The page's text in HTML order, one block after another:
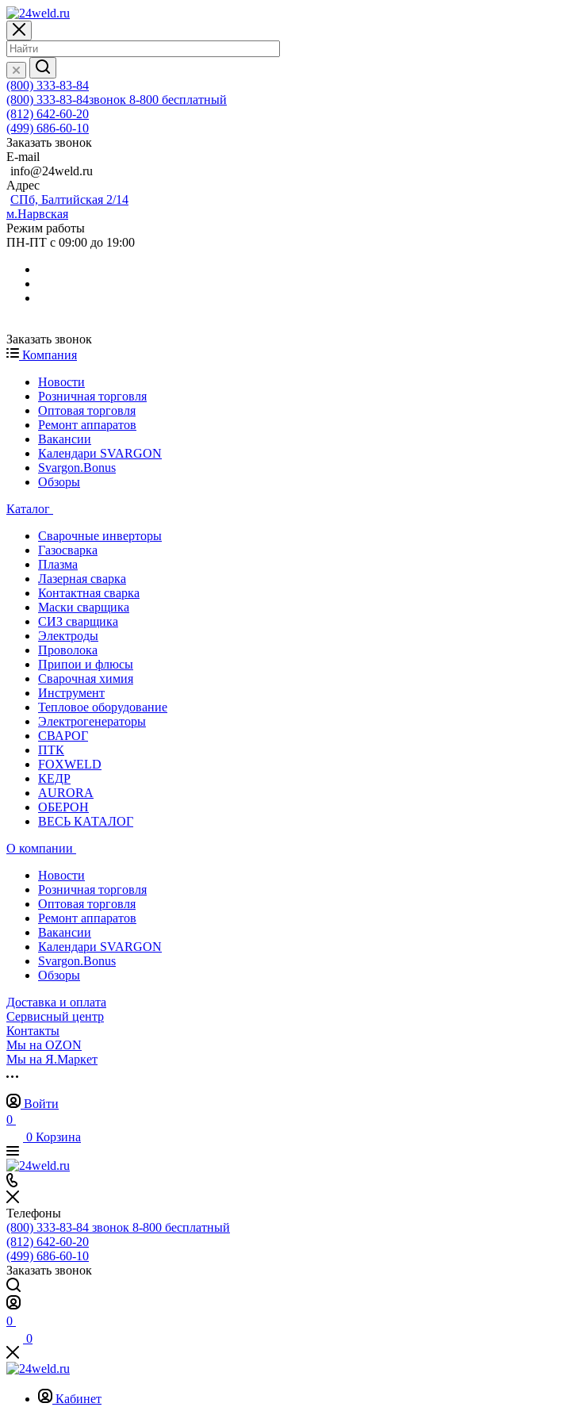
(800) 333-83-84
(800) 333-83-84звонок 8-800 бесплатный
(812) 642-60-20
(499) 686-60-10
Заказать звонок
E-mail
info@24weld.ru
Адрес
СПб, Балтийская 2/14
м.Нарвская
Режим работы
ПН-ПТ с 09:00 до 19:00
Заказать звонок
Компания
Новости
Розничная торговля
Оптовая торговля
Ремонт аппаратов
Вакансии
Календари SVARGON
Svargon.Bonus
Обзоры
Каталог
Сварочные инверторы
Газосварка
Плазма
Лазерная сварка
Контактная сварка
Маски сварщика
СИЗ сварщика
Электроды
Проволока
Припои и флюсы
Сварочная химия
Инструмент
Тепловое оборудование
Электрогенераторы
СВАРОГ
ПТК
FOXWELD
КЕДР
AURORA
ОБЕРОН
ВЕСЬ КАТАЛОГ
О компании
Новости
Розничная торговля
Оптовая торговля
Ремонт аппаратов
Вакансии
Календари SVARGON
Svargon.Bonus
Обзоры
Доставка и оплата
Сервисный центр
Контакты
Мы на OZON
Мы на Я.Маркет
Войти
0
0 Корзина
Телефоны
(800) 333-83-84 звонок 8-800 бесплатный
(812) 642-60-20
(499) 686-60-10
Заказать звонок
0
0
Кабинет